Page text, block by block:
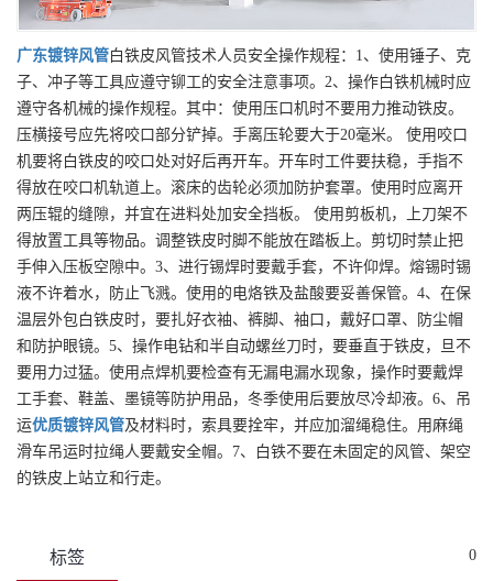
广东镀锌风管白铁皮风管技术人员安全操作规程：1、使用锤子、克
子、冲子等工具应遵守铆工的安全注意事项。2、操作白铁机械时应
遵守各机械的操作规程。其中：使用压口机时不要用力推动铁皮。
压横接号应先将咬口部分铲掉。手离压轮要大于20毫米。 使用咬口
机要将白铁皮的咬口处对好后再开车。开车时工件要扶稳，手指不
得放在咬口机轨道上。滚床的齿轮必须加防护套罩。使用时应离开
两压辊的缝隙，并宜在进料处加安全挡板。 使用剪板机，上刀架不
得放置工具等物品。调整铁皮时脚不能放在踏板上。剪切时禁止把
手伸入压板空隙中。3、进行锡焊时要戴手套，不许仰焊。熔锡时锡
液不许着水，防止飞溅。使用的电烙铁及盐酸要妥善保管。4、在保
温层外包白铁皮时，要扎好衣袖、裤脚、袖口，戴好口罩、防尘帽
和防护眼镜。5、操作电钻和半自动螺丝刀时，要垂直于铁皮，旦不
要用力过猛。使用点焊机要检查有无漏电漏水现象，操作时要戴焊
工手套、鞋盖、墨镜等防护用品，冬季使用后要放尽冷却液。6、吊
运优质镀锌风管及材料时，索具要拴牢，并应加溜绳稳住。用麻绳
滑车吊运时拉绳人要戴安全帽。7、白铁不要在未固定的风管、架空
的铁皮上站立和行走。
标签 0